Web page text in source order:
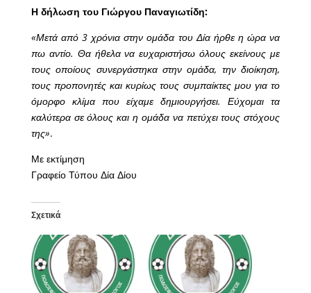
Η δήλωση του Γιώργου Παναγιωτίδη:
«Μετά από 3 χρόνια στην ομάδα του Δία ήρθε η ώρα να
πω αντίο. Θα ήθελα να ευχαριστήσω όλους εκείνους με
τους οποίους συνεργάστηκα στην ομάδα, την διοίκηση,
τους προπονητές και κυρίως τους συμπαίκτες μου για το
όμορφο κλίμα που είχαμε δημιουργήσει. Εύχομαι τα
καλύτερα σε όλους και η ομάδα να πετύχει τους στόχους
της».
Με εκτίμηση
Γραφείο Τύπου Δία Δίου
Σχετικά